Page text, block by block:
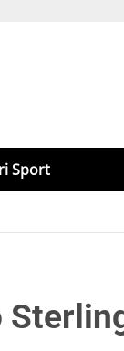
Sport